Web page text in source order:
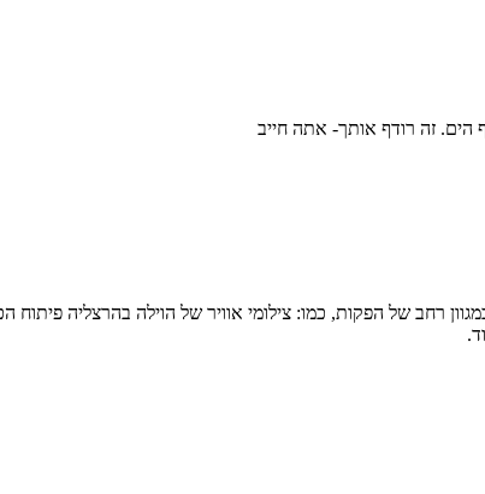
הים. זה רודף אותך- אתה חייב
רחב של הפקות, כמו: צילומי אוויר של הוילה בהרצליה פיתוח